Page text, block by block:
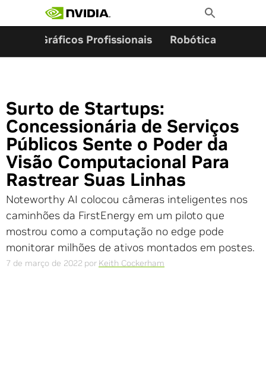
Toggle
Search
Gráficos Profissionais Robótica
Surto de Startups:
Concessionária de Serviços
Públicos Sente o Poder da
Visão Computacional Para
Rastrear Suas Linhas
Noteworthy AI colocou câmeras inteligentes nos
caminhões da FirstEnergy em um piloto que
mostrou como a computação no edge pode
monitorar milhões de ativos montados em postes.
7 de março de 2022 por Keith Cockerham